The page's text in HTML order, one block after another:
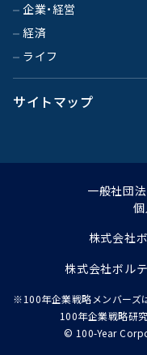
企業・経営
経済
ライフ
サイトマップ
一般社団
株式会社
株式会社ボル
※100年企業戦略メンバーズ
100年企業戦略研
© 100-Year